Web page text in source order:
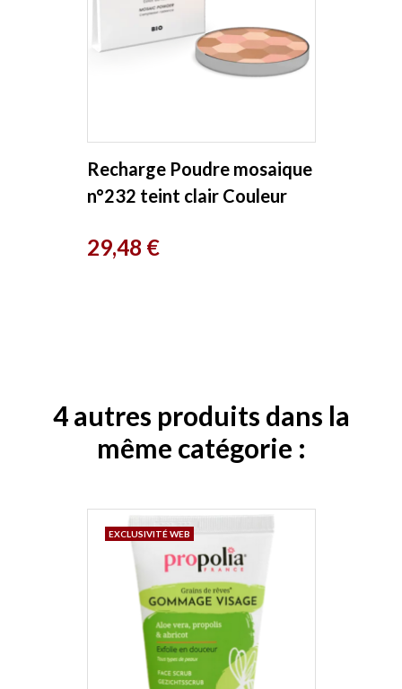
Recharge Poudre mosaique
n°232 teint clair Couleur
Prix
29,48 €
4 autres produits dans la
même catégorie :
EXCLUSIVITÉ WEB